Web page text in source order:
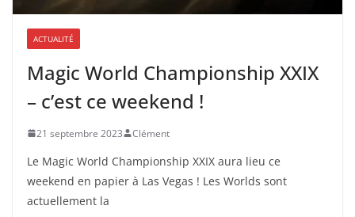
ACTUALITÉ
Magic World Championship XXIX
– c’est ce weekend !
21 septembre 2023 Clément
Le Magic World Championship XXIX aura lieu ce
weekend en papier à Las Vegas ! Les Worlds sont
actuellement la